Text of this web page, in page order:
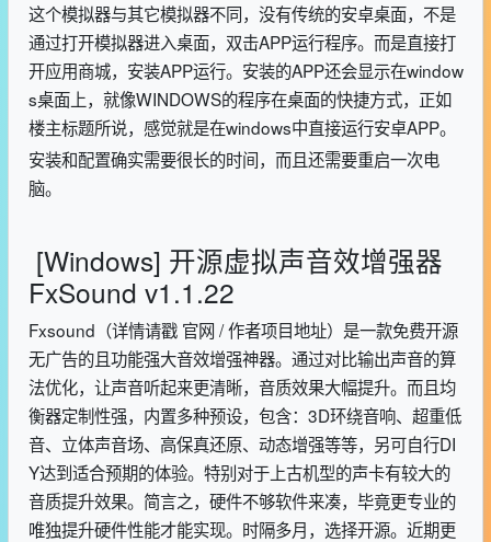
这个模拟器与其它模拟器不同，没有传统的安卓桌面，不是
通过打开模拟器进入桌面，双击APP运行程序。而是直接打
开应用商城，安装APP运行。安装的APP还会显示在window
s桌面上，就像WINDOWS的程序在桌面的快捷方式，正如
楼主标题所说，感觉就是在windows中直接运行安卓APP。
安装和配置确实需要很长的时间，而且还需要重启一次电
脑。
[Windows] 开源虚拟声音效增强器
FxSound v1.1.22
Fxsound（详情请戳 官网 / 作者项目地址）是一款免费开源
无广告的且功能强大音效增强神器。通过对比输出声音的算
法优化，让声音听起来更清晰，音质效果大幅提升。而且均
衡器定制性强，内置多种预设，包含：3D环绕音响、超重低
音、立体声音场、高保真还原、动态增强等等，另可自行DI
Y达到适合预期的体验。特别对于上古机型的声卡有较大的
音质提升效果。简言之，硬件不够软件来凑，毕竟更专业的
唯独提升硬件性能才能实现。时隔多月，选择开源。近期更